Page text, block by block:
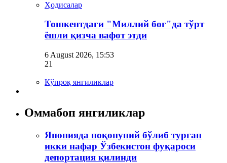
Ҳодисалар
Тошкентдаги "Миллий боғ"да тўрт
ёшли қизча вафот этди
6 August 2026, 15:53
21
Кўпроқ янгиликлар
Оммабоп янгиликлар
Японияда ноқонуний бўлиб турган
икки нафар Ўзбекистон фуқароси
депортация қилинди